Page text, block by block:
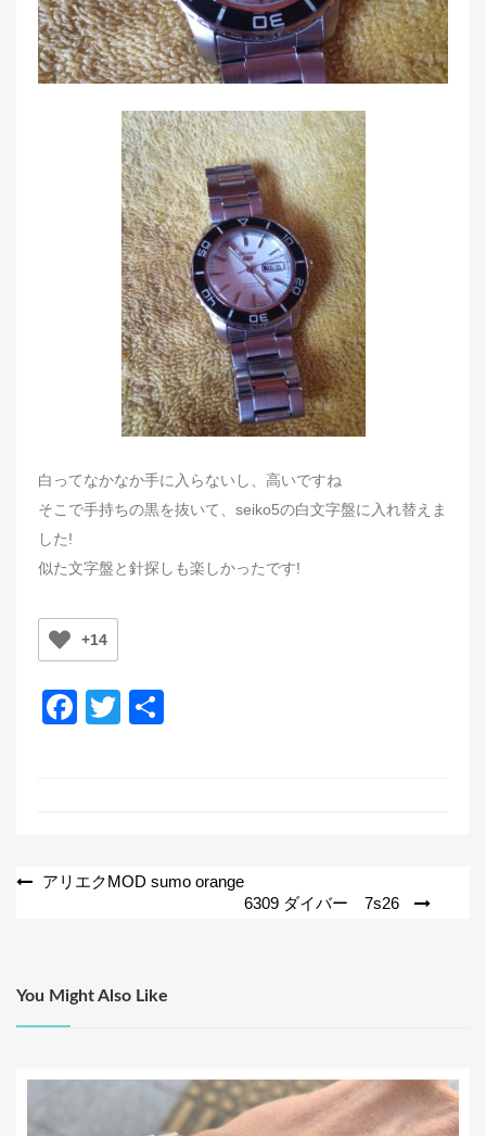
白ってなかなか手に入らないし、高いですね
そこで手持ちの黒を抜いて、seiko5の白文字盤に入れ替えま
した!
似た文字盤と針探しも楽しかったです!
+14
F
o
T
投
シ
ョ
アリエクMOD sumo orange
6309 ダイバー 7s26
You Might Also Like